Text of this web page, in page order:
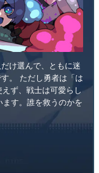
け選んで、ともに迷
。 ただし勇者は「は
ず、戦士は可愛らし
す。誰を救うのかを